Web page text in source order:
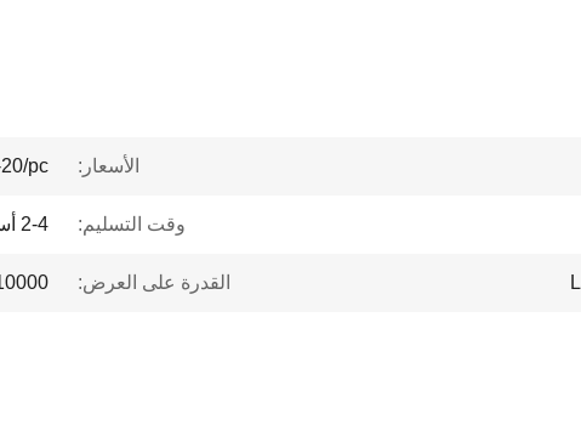
الأسعار: pc
وقت التسليم: 2-4 أسابيع
القدرة على العرض: 10000 قطعة / قطعة